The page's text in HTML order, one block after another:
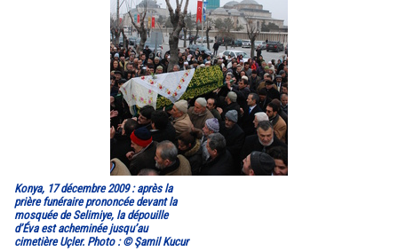
Konya, 17 décembre 2009 : après la
prière funéraire prononcée devant la
mosquée de Selimiye, la dépouille
d’Éva est acheminée jusqu’au
cimetière Uçler. Photo : © Şamil Kucur